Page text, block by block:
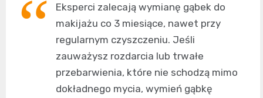
Eksperci zalecają wymianę gąbek do
makijażu co 3 miesiące, nawet przy
regularnym czyszczeniu. Jeśli
zauważysz rozdarcia lub trwałe
przebarwienia, które nie schodzą mimo
dokładnego mycia, wymień gąbkę